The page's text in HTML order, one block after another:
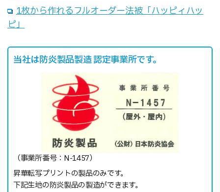
1枚から作れるフルオーダー法被「ハッピィハッ
ピ」
当社は防炎製品製造 認定事業所です。
（事業所番号：N-1457）
昇華転写プリントの製品のみです。
下記生地の防炎製品の製造ができます。